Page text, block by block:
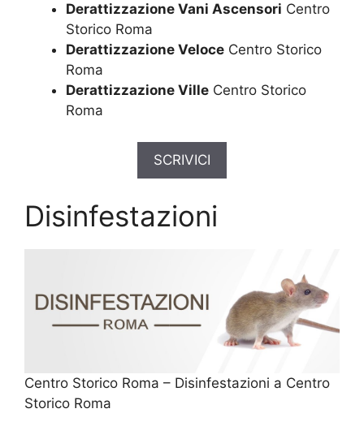
Derattizzazione Vani Ascensori Centro
Storico Roma
Derattizzazione Veloce Centro Storico
Roma
Derattizzazione Ville Centro Storico
Roma
SCRIVICI
Disinfestazioni
Centro Storico Roma – Disinfestazioni a Centro
Storico Roma